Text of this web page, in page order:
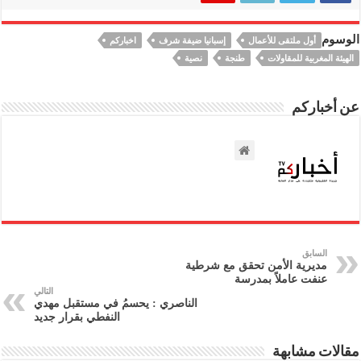
الوسوم أول ملتقى للأعمال إسبانيا ضيفة شرف
اخباركم
الهيئة المغربية للمقاولات
طنجة نصية
عن أخباركم
السابق
مديرية الأمن تحقق مع شرطية
عنفت عاملاً بمدرسة
التالي
الناصري : يحسمُ في مستقبل مهدي
النفطي بقرار جديد
مقالات مشابهة